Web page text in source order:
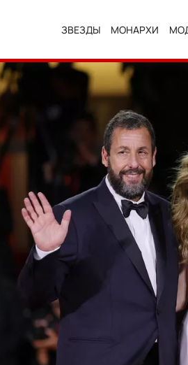
ЗВЕЗДЫ МОНАРХИ
в Дзен